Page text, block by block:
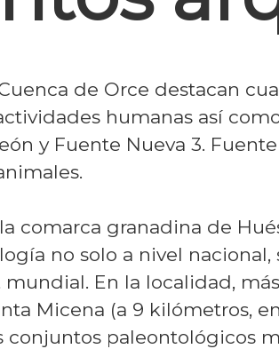
de Orce destacan
humanas así
y Fuente Nueva 3.
comarca granadina de
no solo a nivel
mundial. En la localidad,
Micena (a 9 kilómetros,
conjuntos paleontológicos